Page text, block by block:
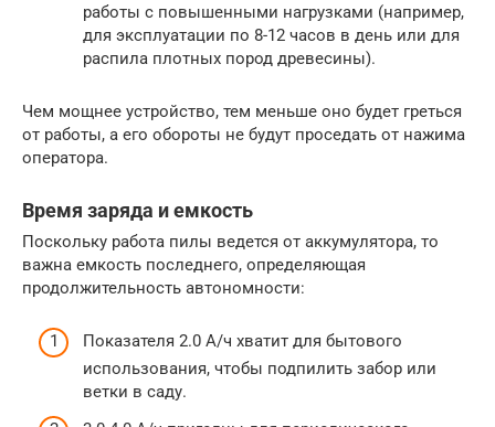
работы с повышенными нагрузками (например,
для эксплуатации по 8-12 часов в день или для
распила плотных пород древесины).
Чем мощнее устройство, тем меньше оно будет греться
от работы, а его обороты не будут проседать от нажима
оператора.
Время заряда и емкость
Поскольку работа пилы ведется от аккумулятора, то
важна емкость последнего, определяющая
продолжительность автономности:
Показателя 2.0 А/ч хватит для бытового
использования, чтобы подпилить забор или
ветки в саду.